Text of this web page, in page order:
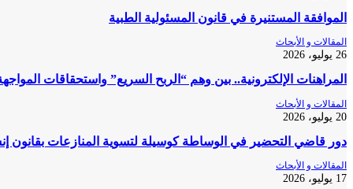
الموافقة المستنيرة في قانون المسئولية الطبية
المقالات و الأبحاث
26 يوليو، 2026
المراهنات الإلكترونية.. بين وهم “الربح السريع” واستحقاقات المواجهة
المقالات و الأبحاث
20 يوليو، 2026
دور قاضي التحضير في الوساطة كوسيلة لتسوية المنازعات بقانون
المقالات و الأبحاث
17 يوليو، 2026